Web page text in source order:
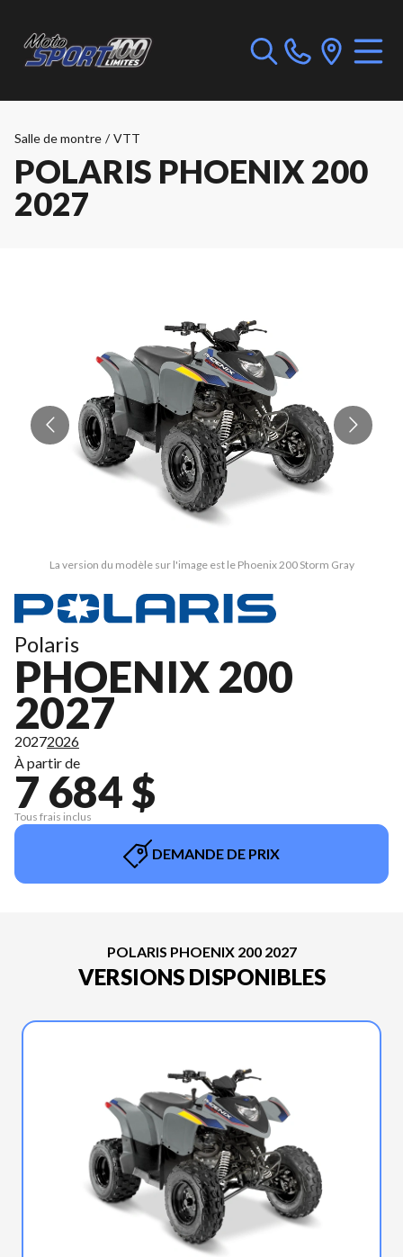
Salle de montre / VTT
POLARIS PHOENIX 200
2027
La version du modèle sur l'image est le Phoenix 200 Storm Gray
Polaris
PHOENIX 200
2027
20272026
À partir de
7 684 $
Tous frais inclus
DEMANDE DE PRIX
POLARIS PHOENIX 200 2027
VERSIONS DISPONIBLES